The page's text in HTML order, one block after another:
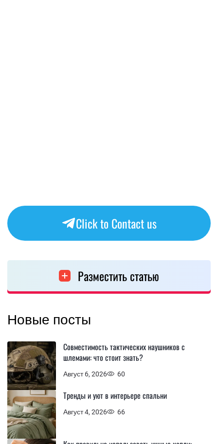
Click to Contact us
Разместить статью
Новые посты
Август 6, 2026 60
Совместимость тактических наушников с
шлемами: что стоит знать?
Август 4, 2026 66
Тренды и уют в интерьере спальни